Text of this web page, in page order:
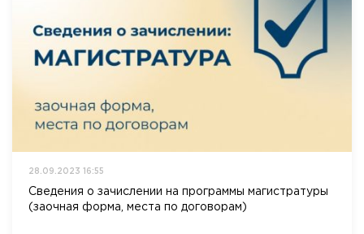
28.09.2023 16:55
Сведения о зачислении на программы магистратуры
(заочная форма, места по договорам)